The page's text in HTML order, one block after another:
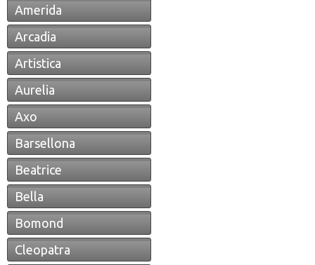
Amerida
Arcadia
Artistica
Aurelia
Axo
Barsellona
Beatrice
Bella
Bomond
Cleopatra